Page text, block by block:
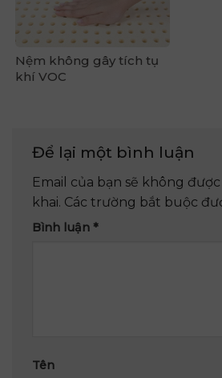
Nệm không gây tích tụ
khí VOC
Để lại một bình luận
Email của bạn sẽ không
khai. Các trường bắt buộc
Bình luận *
Tên